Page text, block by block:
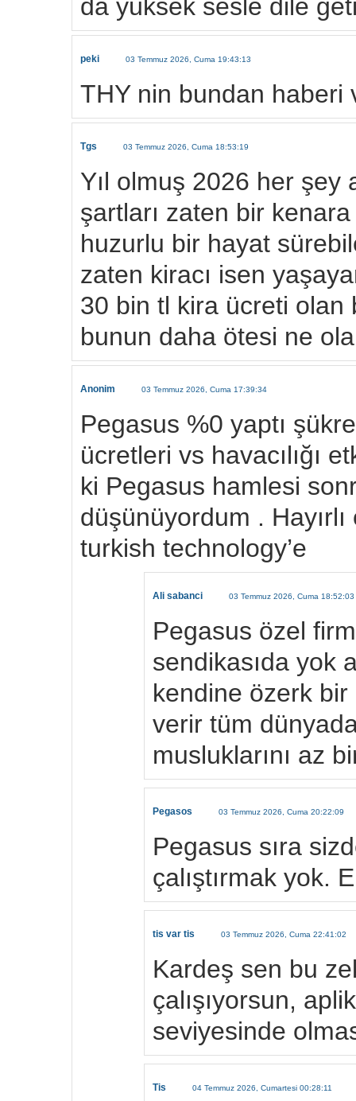
da yüksek sesle dile
peki 03 Temmuz 2026, Cuma 19:43:13
THY nin bundan haberi
Tgs 03 Temmuz 2026, Cuma 18:53:19
Yıl olmuş 2026 her şey
şartları zaten bir
huzurlu bir hayat
zaten kiracı isen
30 bin tl kira ücreti olan
bunun daha ötesi ne
Anonim 03 Temmuz 2026, Cuma 17:39:34
Pegasus %0 yaptı
ücretleri vs havacılığı
ki Pegasus hamlesi
düşünüyordum . Hayırlı
turkish technology’e
Ali sabanci 03 Temmuz 2026, Cuma 18:52:03
Pegasus özel
sendikasıda yok
kendine özerk bir
verir tüm
musluklarını az
Pegasos 03 Temmuz 2026, Cuma 20:22:09
Pegasus sıra
çalıştırmak yok.
tis var tis 03 Temmuz 2026, Cuma 22:41:02
Kardeş sen bu
çalışıyorsun,
seviyesinde
Tis 04 Temmuz 2026, Cumartesi 00:28:11